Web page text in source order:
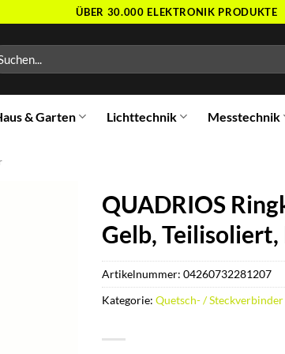
ÜBER 30.000 ELEKTRONIK PRODUKTE
& Garten Lichttechnik Messtechnik
QUADRIOS
Gelb,
Artikelnummer: 04260732281207
Kategorie: Quetsch- / Steckverbinder